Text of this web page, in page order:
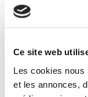
Ce site web
Les cookies nous
et les annonces,